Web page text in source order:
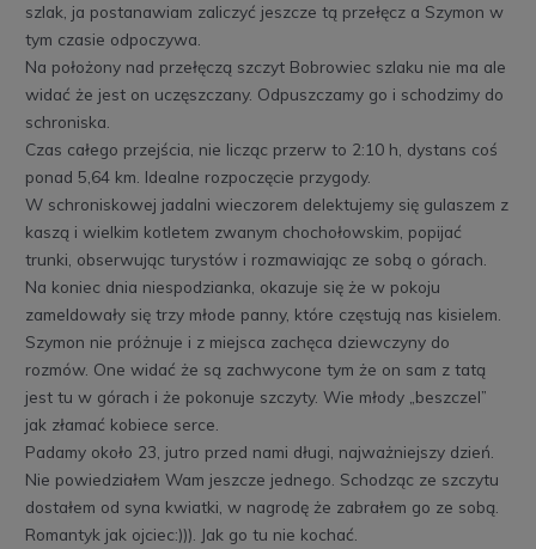
szlak, ja postanawiam zaliczyć jeszcze tą przełęcz a Szymon w
tym czasie odpoczywa.
Na położony nad przełęczą szczyt Bobrowiec szlaku nie ma ale
widać że jest on uczęszczany. Odpuszczamy go i schodzimy do
schroniska.
Czas całego przejścia, nie licząc przerw to 2:10 h, dystans coś
ponad 5,64 km. Idealne rozpoczęcie przygody.
W schroniskowej jadalni wieczorem delektujemy się gulaszem z
kaszą i wielkim kotletem zwanym chochołowskim, popijać
trunki, obserwując turystów i rozmawiając ze sobą o górach.
Na koniec dnia niespodzianka, okazuje się że w pokoju
zameldowały się trzy młode panny, które częstują nas kisielem.
Szymon nie próżnuje i z miejsca zachęca dziewczyny do
rozmów. One widać że są zachwycone tym że on sam z tatą
jest tu w górach i że pokonuje szczyty. Wie młody „beszczel”
jak złamać kobiece serce.
Padamy około 23, jutro przed nami długi, najważniejszy dzień.
Nie powiedziałem Wam jeszcze jednego. Schodząc ze szczytu
dostałem od syna kwiatki, w nagrodę że zabrałem go ze sobą.
Romantyk jak ojciec:))). Jak go tu nie kochać.